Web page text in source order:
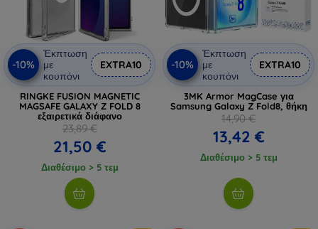
-10%
Έκπτωση
με
κουπόνι
EXTRA10
RINGKE FUSION MAGNETIC
MAGSAFE GALAXY Z FOLD 8
εξαιρετικά διάφανο
23,89 €
21,50 €
Διαθέσιμο > 5 τεμ
-10%
Έκπτωση
με
κουπόνι
EXTRA10
3MK Armor MagCase για
Samsung Galaxy Z Fold8, θήκη
14,90 €
13,42 €
Διαθέσιμο > 5 τεμ